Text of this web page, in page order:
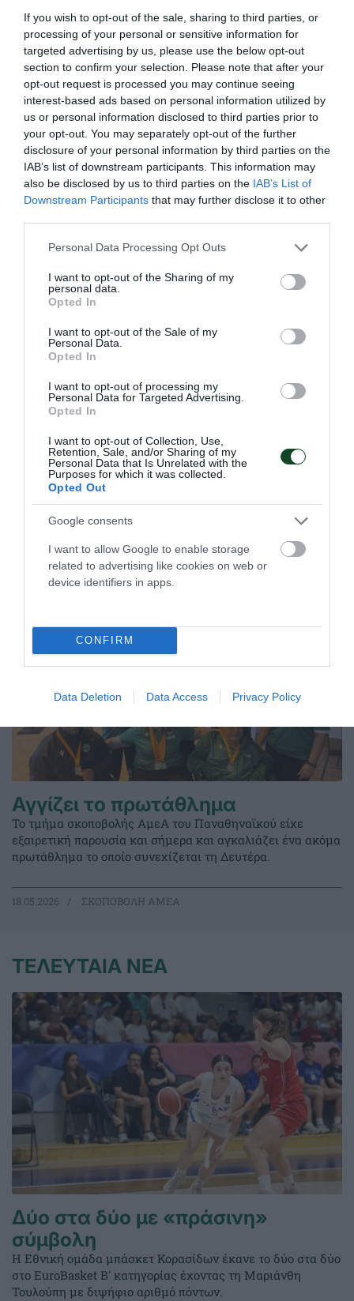
If you wish to opt-out of the sale, sharing to third parties, or
processing of your personal or sensitive information for
targeted advertising by us, please use the below opt-out
section to confirm your selection. Please note that after your
opt-out request is processed you may continue seeing
interest-based ads based on personal information utilized by
us or personal information disclosed to third parties prior to
your opt-out. You may separately opt-out of the further
disclosure of your personal information by third parties on the
IAB’s list of downstream participants. This information may
also be disclosed by us to third parties on the IAB’s List of
Downstream Participants that may further disclose it to other
Please note that this website/app uses one or more Google
not limited to your visit or usage behaviour. You may click to
grant or deny consent to Google and its third-party tags to
use your data for below specified purposes in below Google
consent section.
Personal Data Processing Opt Outs
I want to opt-out of the Sharing of my
personal data.
Opted In
I want to opt-out of the Sale of my
Personal Data.
Opted In
I want to opt-out of processing my
Personal Data for Targeted Advertising.
Opted In
I want to opt-out of Collection, Use,
Retention, Sale, and/or Sharing of my
Personal Data that Is Unrelated with the
Purposes for which it was collected.
Opted Out
Google consents
I want to allow Google to enable storage
related to advertising like cookies on web or
device identifiers in apps.
CONFIRM
Data Deletion Data Access Privacy Policy
Μαχητικά «τριφύλλια» στο Νόβι
Σαντ
Ο Παναγιώτης Γιαννουκάρης και ο Αναστάσιος Μπούτης
αγωνίστηκαν στο World Cup Para Shooting στο Νόβι Σαντ.
24.07.2026 ΣΚΟΠΟΒΟΛΗ ΑΜΕΑ
Πρωταθλητής Ελλάδας στη
σκοποβολή ΑμεΑ!
Ο Παναθηναϊκός πήρε το Πρωτάθλημα Ελλάδας στη
σκοποβολή ΑμεΑ για τρίτη συνεχόμενη χρονιά και αυτός
ήταν ο 1849ος τίτλος για τον Σύλλογο.
ΣΚΟΠΟΒΟΛΗ ΑΜΕΑ
Αγγίζει το πρωτάθλημα
Το τμήμα σκοποβολής ΑμεΑ του Παναθηναϊκού είχε
εξαιρετική παρουσία και σήμερα και αγκαλιάζει ένα ακόμα
πρωτάθλημα το οποίο συνεχίζεται τη Δευτέρα.
18.05.2026 ΣΚΟΠΟΒΟΛΗ ΑΜΕΑ
ΤΕΛΕΥΤΑΙΑ ΝΕΑ
Δύο στα δύο με «πράσινη»
σύμβολη
Η Εθνική ομάδα μπάσκετ Κορασίδων έκανε το δύο στα δύο
στο EuroBasket Β' κατηγορίας έχοντας τη Μαριάνθη
Τουλούπη με διψήφιο αριθμό πόντων.